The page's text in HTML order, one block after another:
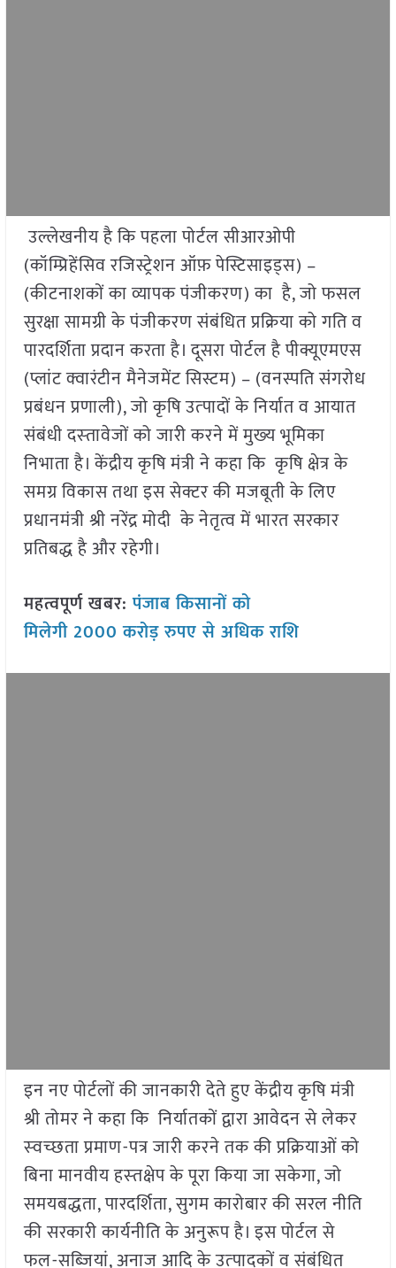
उल्लेखनीय है कि पहला पोर्टल सीआरओपी
(कॉम्प्रिहेंसिव रजिस्ट्रेशन ऑफ़ पेस्टिसाइड्स) –
(कीटनाशकों का व्यापक पंजीकरण) का है, जो फसल
सुरक्षा सामग्री के पंजीकरण संबंधित प्रक्रिया को गति व
पारदर्शिता प्रदान करता है। दूसरा पोर्टल है पीक्यूएमएस
(प्लांट क्वारंटीन मैनेजमेंट सिस्टम) – (वनस्पति संगरोध
प्रबंधन प्रणाली), जो कृषि उत्‍पादों के निर्यात व आयात
संबंधी दस्‍तावेजों को जारी करने में मुख्‍य भूमिका
निभाता है। केंद्रीय कृषि मंत्री ने कहा कि कृषि क्षेत्र के
समग्र विकास तथा इस सेक्टर की मजबूती के लिए
प्रधानमंत्री श्री नरेंद्र मोदी के नेतृत्व में भारत सरकार
प्रतिबद्ध है और रहेगी।
महत्वपूर्ण खबर:पंजाब किसानों को
मिलेगी 2000 करोड़ रुपए से अधिक राशि
इन नए पोर्टलों की जानकारी देते हुए केंद्रीय कृषि मंत्री
श्री तोमर ने कहा कि निर्यातकों द्वारा आवेदन से लेकर
स्‍वच्‍छता प्रमाण-पत्र जारी करने तक की प्रक्रियाओं को
बिना मानवीय हस्‍तक्षेप के पूरा किया जा सकेगा, जो
समयबद्धता, पारदर्शिता, सुगम कारोबार की सरल नीति
की सरकारी कार्यनीति के अनुरूप है। इस पोर्टल से
फल-सब्‍जियां, अनाज आदि के उत्‍पादकों व संबंधित